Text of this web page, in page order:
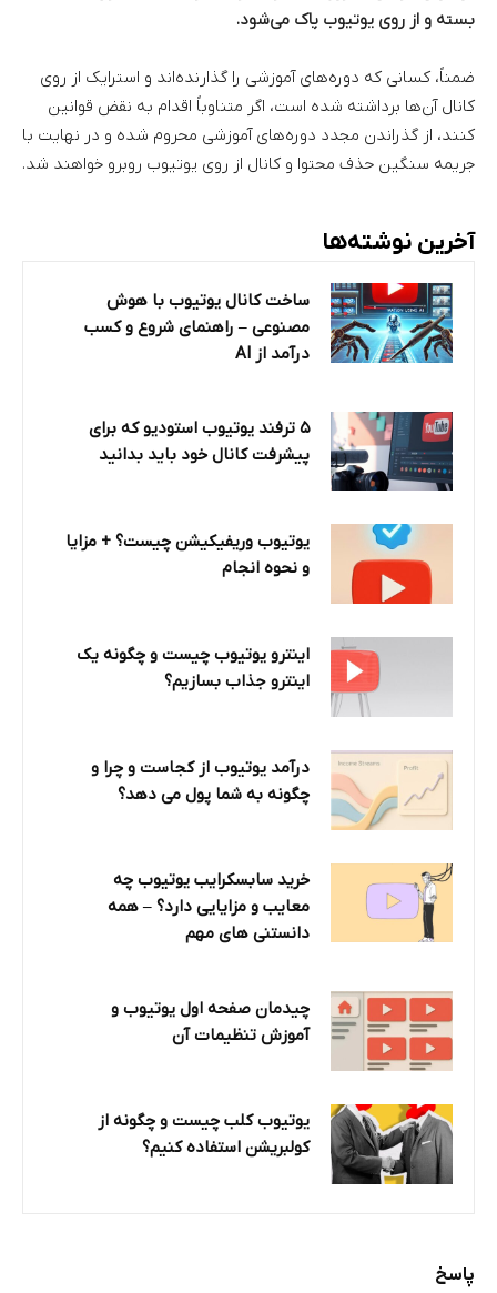
بسته و از روی یوتیوب پاک می‌شود.
ضمناً، کسانی که دوره‌های آموزشی را گذارنده‌اند و استرایک از روی
کانال آن‌ها برداشته شده است، اگر متناوباً اقدام به نقض قوانین
کنند، از گذراندن مجدد دوره‌های آموزشی محروم شده و در نهایت با
جریمه سنگین حذف محتوا و کانال از روی یوتیوب روبرو خواهند شد.
آخرین نوشته‌ها
ساخت کانال یوتیوب با هوش
مصنوعی – راهنمای شروع و کسب
درآمد از AI
۵ ترفند یوتیوب استودیو که برای
پیشرفت کانال خود باید بدانید
یوتیوب وریفیکیشن چیست؟ + مزایا
و نحوه انجام
اینترو یوتیوب چیست و چگونه یک
اینترو جذاب بسازیم؟
درآمد یوتیوب از کجاست و چرا و
چگونه به شما پول می دهد؟
خرید سابسکرایب یوتیوب چه
معایب و مزایایی دارد؟‌ – همه
دانستنی های مهم
چیدمان صفحه اول یوتیوب و
آموزش تنظیمات آن
یوتیوب کلب چیست و چگونه از
کولبریشن استفاده کنیم؟
پاسخ